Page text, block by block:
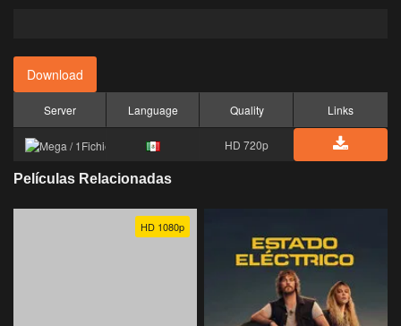
Download
Server Language Quality Links
HD 720p
Películas Relacionadas
HD 1080p